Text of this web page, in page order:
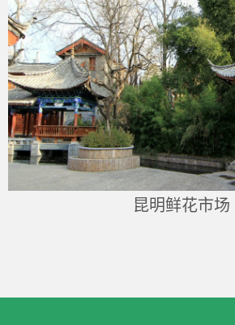
昆明鲜花市场